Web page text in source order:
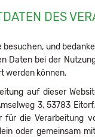
DES
besuchen, und
Daten bei der
werden können.
auf dieser
3, 53783
für die Verarbeitung
oder gemeinsam